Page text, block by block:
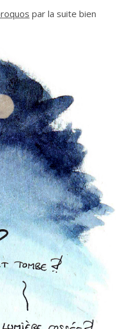
par la suite bien